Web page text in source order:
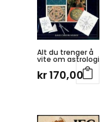
Alt du trenger å
vite om astrologi
kr170,00